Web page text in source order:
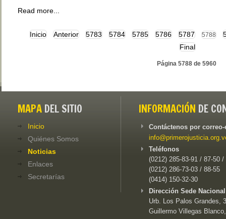
Read more...
Inicio Anterior 5783 5784 5785 5786 5787 5788
Final
Página 5788 de 5960
MAPA DEL SITIO
Inicio
Quiénes Somos
Noticias
Enlaces
Secretarías
INFORMACIÓN DE
Contáctenos por
Teléfonos
(0212) 285-83-91 / 87-50 /
(0212) 286-73-03 / 88-55
(0414) 150-32-30
Dirección Sede
Urb. Los Palos Grandes,
Guillermo Villegas